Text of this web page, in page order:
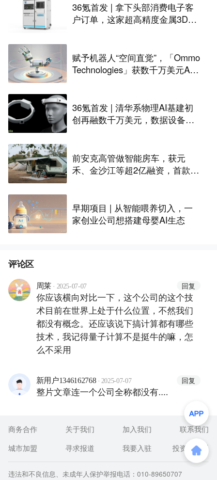
36氪首发 | 拿下头部消费电子客
户订单，这家超高精度金属3D打
赋予机器人“空间直觉”，「Ommo
Technologies」获数千万美元A轮
36氪首发 | 清华系物理AI基建初
创再融数千万美元，数据设备进
前安克高管做智能房车，获元
禾、金沙江等超2亿融资，首款产
早期项目 | 从智能喂养切入，一
家创业公司想搭建母婴AI生态
评论区
周莱 · 2025-07-07 回复
你应该横向对比一下，这个公司的这个技
术目前在世界上处于什么位置，不然我们
都没有概念。还应该说下搞计算都有哪些
技术，我记得量子计算不是挺牛的嘛，怎
么不采用
新用户1346162768 · 2025-07-07 回复
整片文章连一个公司全称都没有....
商务合作 关于我们 加入我们
联系我们
城市加盟
寻求报道 我要入驻 投资者关系
违法和不良信息、未成年人保护举报电话：010-89650707